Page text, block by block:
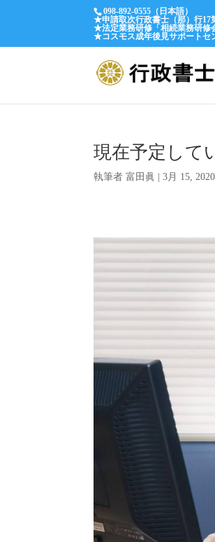
098-892-0555（日本語）
★申請取次行政書士（那）行17
★法定業務研修「相続業務研修
★コスモス成年後見サポートセ
現在予定して
執筆者富田眞 |3月 15, 2020